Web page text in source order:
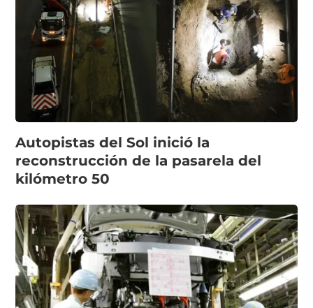
Autopistas del Sol inició la
reconstrucción de la pasarela del
kilómetro 50